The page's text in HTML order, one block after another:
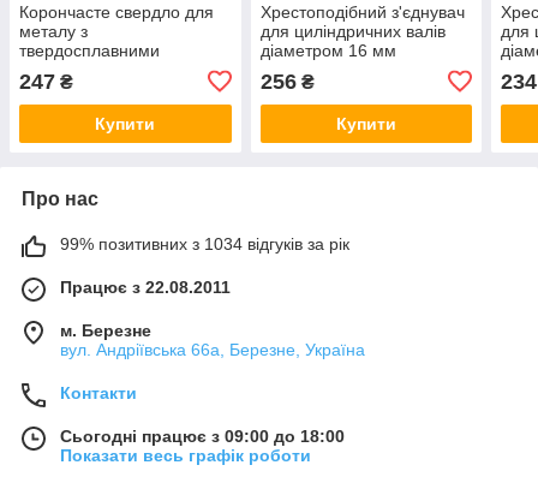
Корончасте свердло для
металу з
твердосплавними
напайками діаметром 48
мм
247 ₴
Купити
Хрестоподібний з'єднувач
для циліндричних валів
діаметром 16 мм
затискач кронштейн
256₴
Купити
для
234
Про нас
99% позитивних з 1034 відгуків за рік
Працює з 22.08.2011
м. Березне
вул. Андріївська 66а, Березне, Україна
Контакти
Сьогодні працює з 09:00 до 18:00
Показати весь графік роботи